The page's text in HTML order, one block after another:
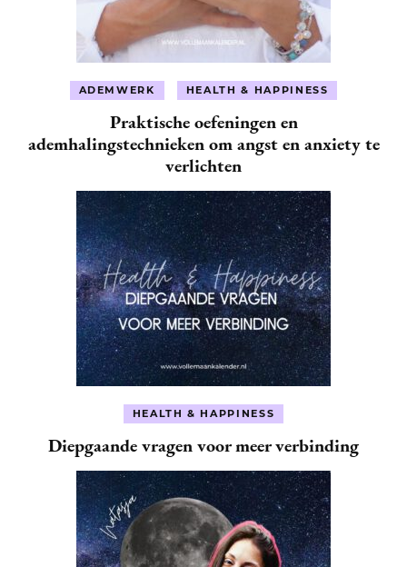
ADEMWERK HEALTH & HAPPINESS
Praktische oefeningen en
ademhalingstechnieken om angst en anxiety te
verlichten
HEALTH & HAPPINESS
Diepgaande vragen voor meer verbinding